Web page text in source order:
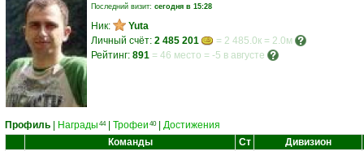
Последний визит: сегодня в 15:28
Ник:
Yuta
Личный счёт: 2 485 201
= 2 485.0к = 2.0м
Рейтинг: 891 = 46 место = -5 в августе
Профиль Награды 44| Трофеи 40| Достижения
Команды
Ст Дивизион